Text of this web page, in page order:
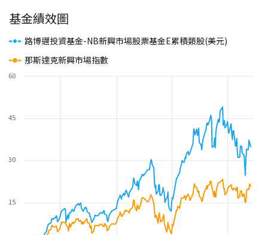
基金績效圖
路博邁投資基金-NB新興市場股票基金E累積類股(美元)
那斯達克新興市場指數
15
30
45
60